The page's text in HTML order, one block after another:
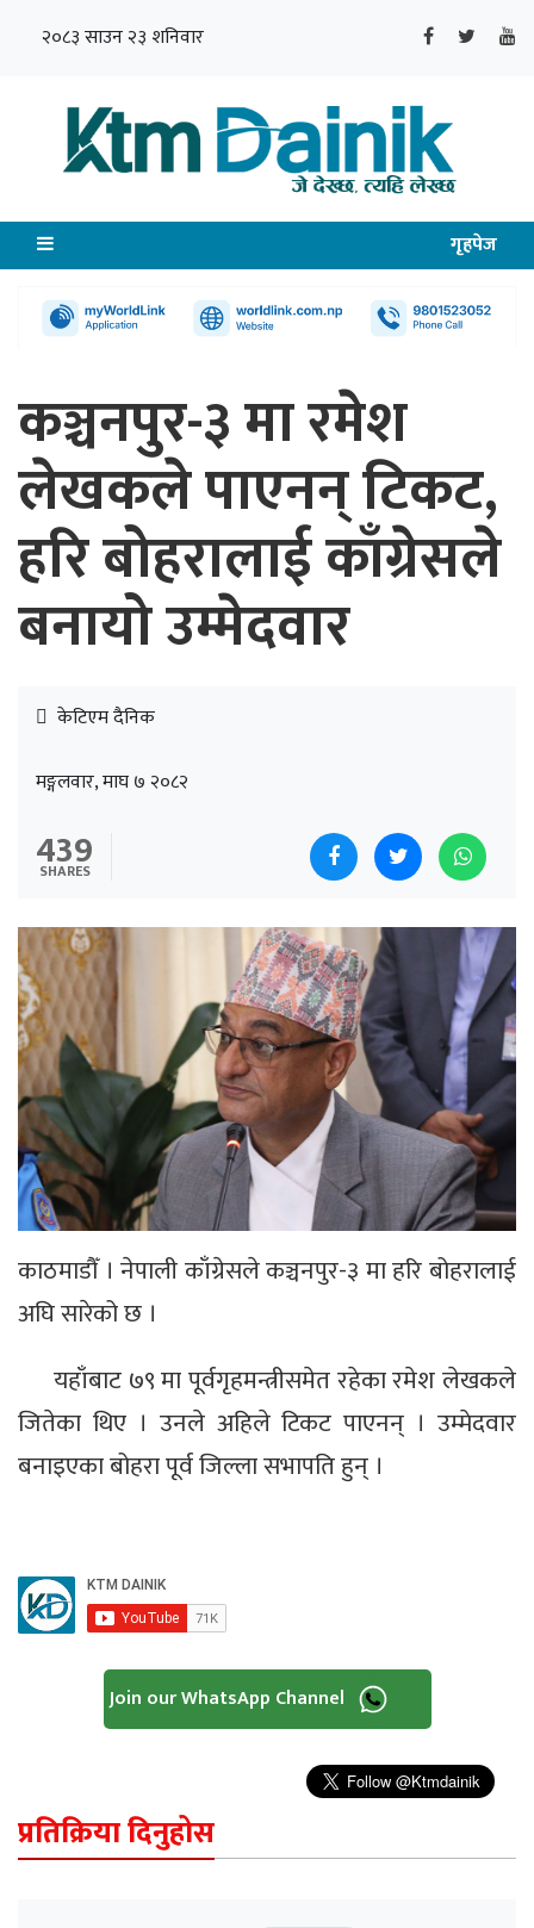
२०८३ साउन २३ शनिवार
गृहपेज
कञ्चनपुर-३ मा रमेश
लेखकले पाएनन् टिकट,
हरि बोहरालाई काँग्रेसले
बनायो उम्मेदवार
केटिएम दैनिक
मङ्गलवार, माघ ७ २०८२
439
SHARES
काठमाडौँ । नेपाली काँग्रेसले कञ्चनपुर-३ मा हरि बोहरालाई
अघि सारेको छ ।
यहाँबाट ७९ मा पूर्वगृहमन्त्रीसमेत रहेका रमेश लेखकले
जितेका थिए । उनले अहिले टिकट पाएनन् । उम्मेदवार
बनाइएका बोहरा पूर्व जिल्ला सभापति हुन् ।
Join our WhatsApp Channel
प्रतिक्रिया दिनुहोस